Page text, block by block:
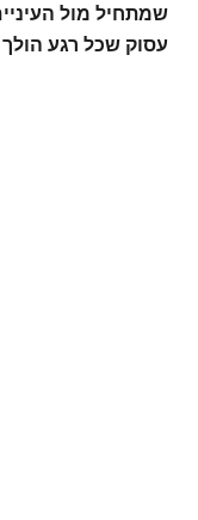
שמתחיל מול
עסוק שכל רגע